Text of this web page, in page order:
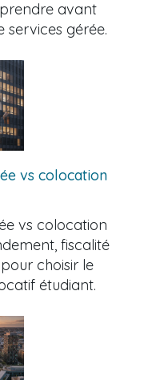
avant
services gérée.
vs colocation
vs colocation
fiscalité
choisir le
étudiant.